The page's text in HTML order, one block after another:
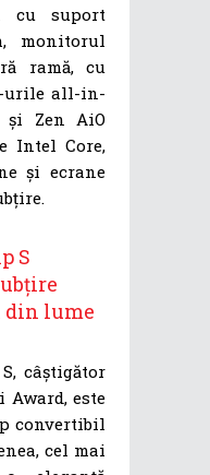
cu suport
monitorul
ramă, cu
urile all-in-
și Zen AiO
Intel Core,
și ecrane
S
din lume
câștigător
Award, este
convertibil
cel mai